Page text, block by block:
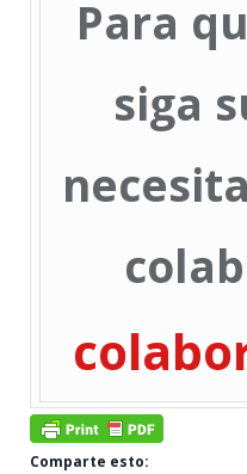
Para
siga
Comparte esto: